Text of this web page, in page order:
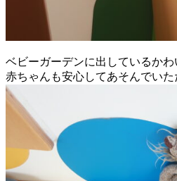
ベビーガーデンに出しているか
赤ちゃんも安心してあそんでいた